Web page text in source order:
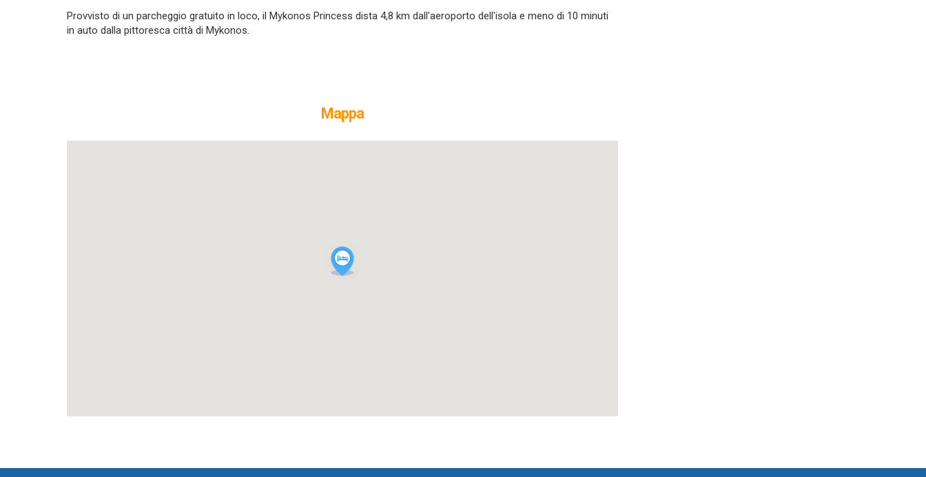
Provvisto di un parcheggio gratuito in loco, il Mykonos Princess dista 4,8 km dall'aeroporto dell'isola e meno di 10 minuti
in auto dalla pittoresca città di Mykonos.
Mappa